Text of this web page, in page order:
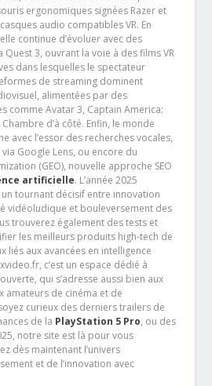
ergonomiques signées Razer et
audio compatibles VR. En
continue d’évoluer avec des
Quest 3, ouvrant la voie à des films VR
dans lesquelles le spectateur
de streaming dominent
alimentées par des
comme Avatar 3, Captain America:
d’à côté. Enfin, le monde
avec l’essor des recherches vocales,
Google Lens, ou encore du
(GEO), nouvelle approche SEO
artificielle. L’année 2025
un tournant décisif entre innovation
vidéoludique et bouleversement des
trouverez également des tests et
les meilleurs produits high-tech de
liés aux avancées en intelligence
c’est un espace dédié à
qui s’adresse aussi bien aux
amateurs de cinéma et de
curieux des derniers trailers de
de la PlayStation 5 Pro, ou des
notre site est là pour vous
dès maintenant l’univers
et de l’innovation avec